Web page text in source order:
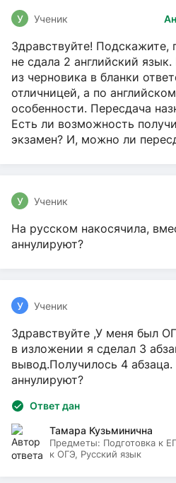
У Ученик
Здравствуйте!
не сдала 2 английский
из черновика в бланки
отличницей, а по
особенности. Пересдача
Есть ли возможность
экзамен? И, можно ли
У Ученик
На русском накосячила,
аннулируют?
У Ученик
Здравствуйте ,У меня был
в изложении я сделал 3
вывод.Получилось 4
аннулируют?
Ответ дан
Тамара Кузьминична
Предметы: Подготовка к
к ОГЭ, Русский язык